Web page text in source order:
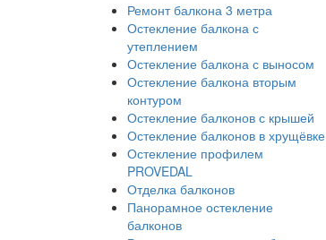
Ремонт балкона 3 метра
Остекление балкона с
утеплением
Остекление балкона с выносом
Остекление балкона вторым
контуром
Остекление балконов с крышей
Остекление балконов в хрущёвке
Остекление профилем
PROVEDAL
Отделка балконов
Панорамное остекление
балконов